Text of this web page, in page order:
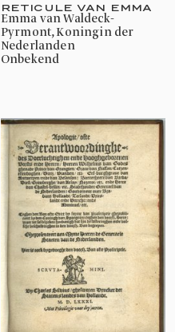
RETICULE VAN EMMA
Emma van Waldeck-
Pyrmont, Koningin der
Nederlanden
onbekend